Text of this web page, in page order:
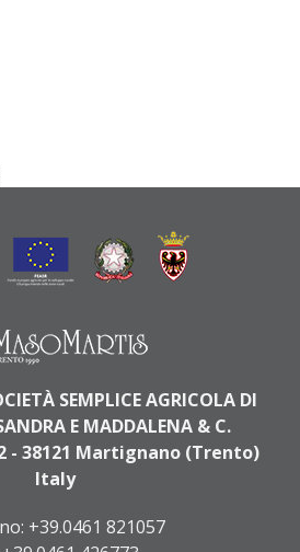
SEMPLICE AGRICOLA DI
E MADDALENA & C.
- 38121 Martignano (Trento)
Italy
+39.0461 821057